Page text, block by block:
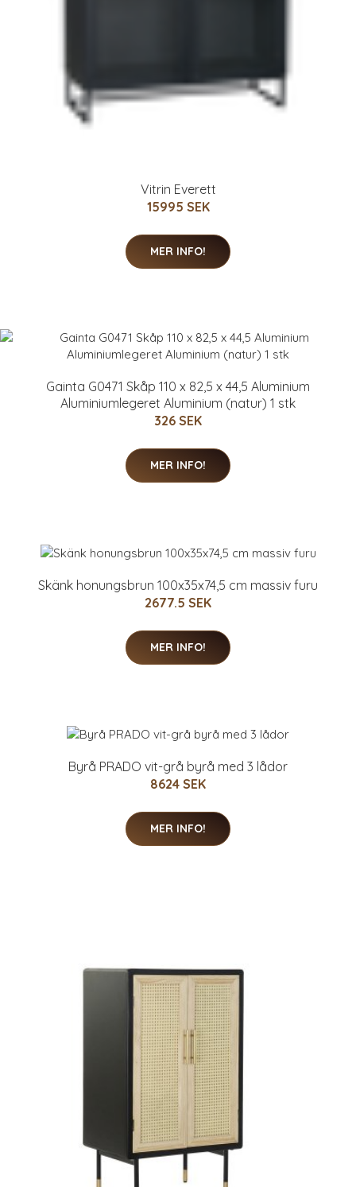
Vitrin Everett
15995 SEK
MER INFO!
Gainta G0471 Skåp 110 x 82,5 x 44,5 Aluminium
Aluminiumlegeret Aluminium (natur) 1 stk
326 SEK
MER INFO!
Skänk honungsbrun 100x35x74,5 cm massiv furu
2677.5 SEK
MER INFO!
Byrå PRADO vit-grå byrå med 3 lådor
8624 SEK
MER INFO!